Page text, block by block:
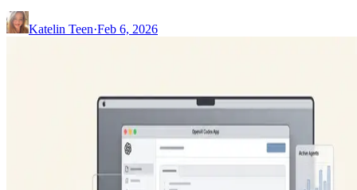
Katelin Teen·Feb 6, 2026